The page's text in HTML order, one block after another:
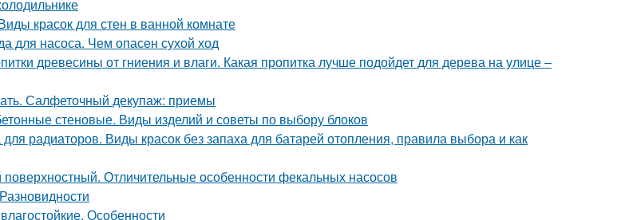
красок для стен в ванной комнате
для насоса. Чем опасен сухой ход
древесины от гниения и влаги. Какая пропитка лучше подойдет для дерева на улице –
Салфеточный декупаж: приемы
стеновые. Виды изделий и советы по выбору блоков
радиаторов. Виды красок без запаха для батарей отопления, правила выбора и как
Отличительные особенности фекальных насосов
Особенности